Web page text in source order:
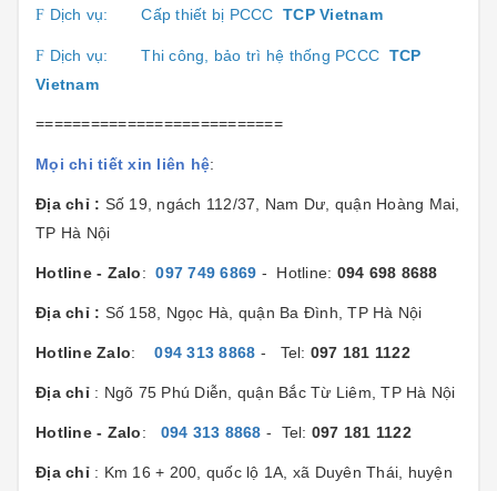
F Dịch vụ:Cấp thiết bị PCCC TCP Vietnam
F Dịch vụ:Thi công, bảo trì hệ thống PCCC TCP
Vietnam
===========================
Mọi chi tiết xin liên hệ:
Địa chỉ : Số 19, ngách 112/37, Nam Dư, quận Hoàng Mai,
TP Hà Nội
Hotline - Zalo:097 749 6869 - Hotline: 094 698 8688
Địa chỉ : Số 158, Ngọc Hà, quận Ba Đình, TP Hà Nội
Hotline Zalo:094 313 8868 - Tel: 097 181 1122
Địa chỉ : Ngõ 75 Phú Diễn, quận Bắc Từ Liêm, TP Hà Nội
Hotline - Zalo: 094 313 8868 - Tel: 097 181 1122
Địa chỉ : Km 16 + 200, quốc lộ 1A, xã Duyên Thái, huyện